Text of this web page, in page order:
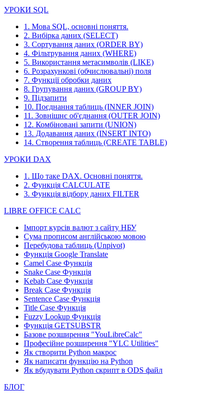
УРОКИ SQL
1. Мова SQL, основні поняття.
2. Вибірка даних (SELECT)
3. Сортування даних (ORDER BY)
4. Фільтрування даних (WHERE)
5. Використання метасимволів (LIKE)
6. Розрахункові (обчислювальні) поля
7. Функції обробки даних
8. Групування даних (GROUP BY)
9. Підзапити
10. Поєднання таблиць (INNER JOIN)
11. Зовнішнє об'єднання (OUTER JOIN)
12. Комбіновані запити (UNION)
13. Додавання даних (INSERT INTO)
14. Створення таблиць (CREATE TABLE)
УРОКИ DAX
1. Що таке DAX. Основні поняття.
2. Функція CALCULATE
3. Функція відбору даних FILTER
LIBRE OFFICE CALC
Імпорт курсів валют з сайту НБУ
Сума прописом англійською мовою
Перебудова таблиць (Unpivot)
Функція Google Translate
Camel Case Функція
Snake Case Функція
Kebab Case Функція
Break Case Функція
Sentence Case Функція
Title Case Функція
Fuzzy Lookup Функція
Функція GETSUBSTR
Базове розширення "YouLibreCalc"
Професійне розширення "YLC Utilities"
Як створити Python макрос
Як написати функцію на Python
Як вбудувати Python скрипт в ODS файл
БЛОГ